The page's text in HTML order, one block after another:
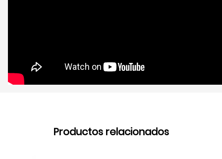
Productos relacionados